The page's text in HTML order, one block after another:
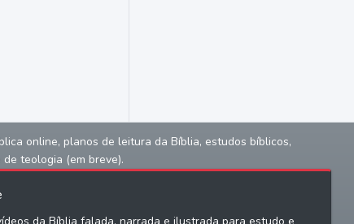
online, planos de leitura da Bíblia, estudos bíblicos,
teologia (em breve).